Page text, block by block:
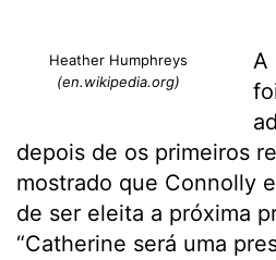
Heather Humphreys
(en.wikipedia.org)
A
depois de os primeiros
mostrado que Connolly
de ser eleita a próxima
“Catherine será uma